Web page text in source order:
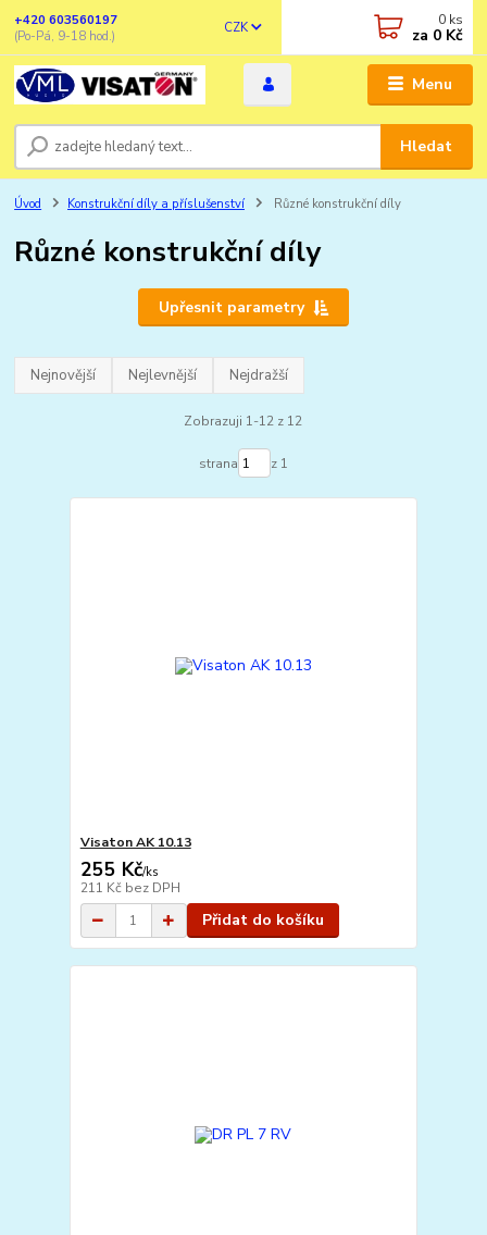
Menu
CZK
Hledat
+420 603560197
(Po-Pá, 9-18 hod.)
0 ks
za 0 Kč
Úvod Konstrukční díly a příslušenství Různé konstrukční díly
Různé konstrukční díly
Upřesnit parametry
Nejnovější Nejlevnější Nejdražší
Zobrazuji 1-12 z 12
strana z 1
Visaton AK 10.13
255 Kč/ks
211 Kč bez DPH
Přidat do košíku